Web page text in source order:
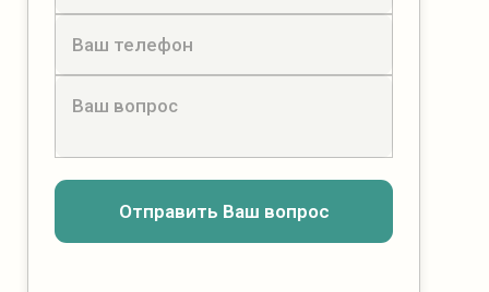
Отправить Ваш вопрос